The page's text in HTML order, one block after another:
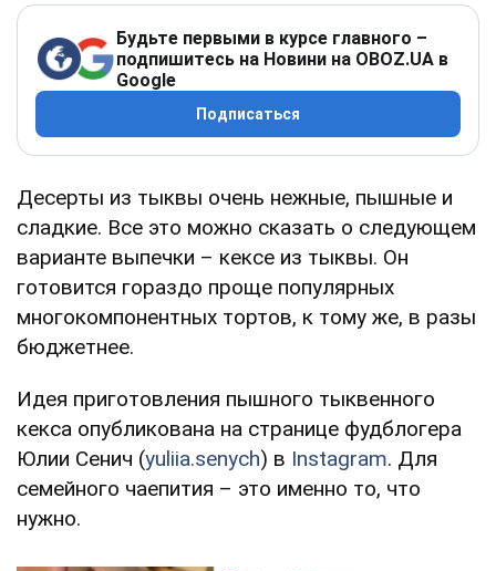
Будьте первыми в курсе главного –
подпишитесь на Новини на OBOZ.UA в
Google
Подписаться
Десерты из тыквы очень нежные, пышные и
сладкие. Все это можно сказать о следующем
варианте выпечки – кексе из тыквы. Он
готовится гораздо проще популярных
многокомпонентных тортов, к тому же, в разы
бюджетнее.
Идея приготовления пышного тыквенного
кекса опубликована на странице фудблогера
Юлии Сенич (yuliia.senych) в Instagram. Для
семейного чаепития – это именно то, что
нужно.